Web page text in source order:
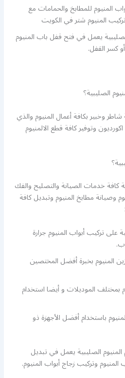
المنيوم للمطابخ والحمامات مع
المنيوم شتر في الكويت
يعمل في فتح قفل باب المنيوم
كسر القفل.
الصليبية؟
وخبير بكافة أعمال المنيوم والذي
وتوفير كافة قطع الالمنيوم
كافة خدمات الصيانة والتصليح والفك
وصيانة مطابخ المنيوم وتبديل كافة
على تركيب أبواب المنيوم جرارة
المنيوم بخبرة أفضل المختصين
بمختلف الموديلات و أيضا استخدام
باستخدام أفضل الأجهزة ذو
الصليبية يعمل في تبديل
وتركيب زجاج أبواب المنيوم.